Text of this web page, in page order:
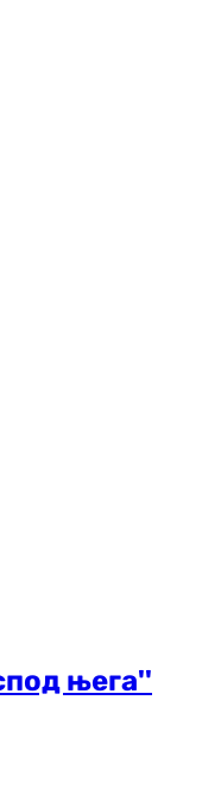
њега''